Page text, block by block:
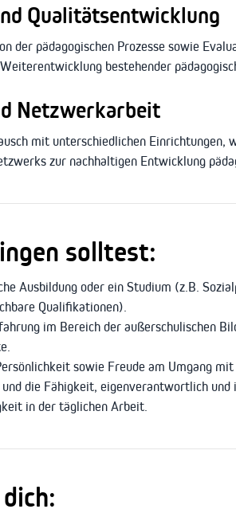
Qualitätsentwicklung
der pädagogischen Prozesse sowie
bestehender
Netzwerkarbeit
mit unterschiedlichen Einrichtungen,
zur nachhaltigen Entwicklung
solltest:
Ausbildung oder ein Studium (z.B.
Qualifikationen).
im Bereich der außerschulischen
sowie Freude am Umgang
die Fähigkeit, eigenverantwortlich und
in der täglichen Arbeit.